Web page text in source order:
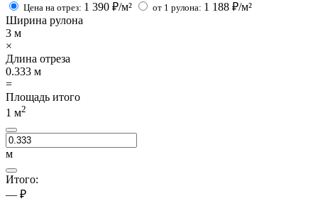
Цена на отрез: 1 390 ₽/м² от 1 рулона: 1 188 ₽/м²
Ширина рулона
3 м
×
Длина отреза
0.333 м
=
Площадь итого
1 м2
м
Итого:
— ₽